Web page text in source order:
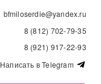
bfmiloserdie@yandex.ru
8 (812) 702-79-35
8 (921) 917-22-93
Написать в Telegram